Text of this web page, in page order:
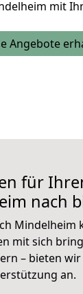
mit
Angebote
für
nach
Mindelheim
mit sich
– bieten
an.